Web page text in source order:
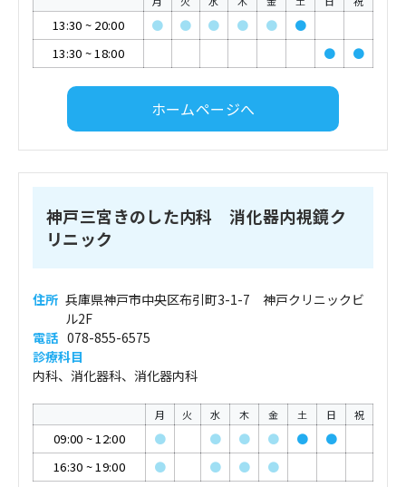
13:30 ~ 20:00 ● ● ● ● ●
●
13:30 ~18:00 ● ●
ホームページへ
神戸三宮きのした内科 消化器内視鏡ク
リニック
住所 兵庫県神戸市中央区布引町3-1-7 神戸クリニックビ
ル2F
電話 078-855-6575
診療科目
内科、消化器科、消化器内科
月 火 水 木 金 土 日 祝
09:00 ~12:00 ● ● ● ● ●
●
16:30 ~19:00 ● ● ● ●